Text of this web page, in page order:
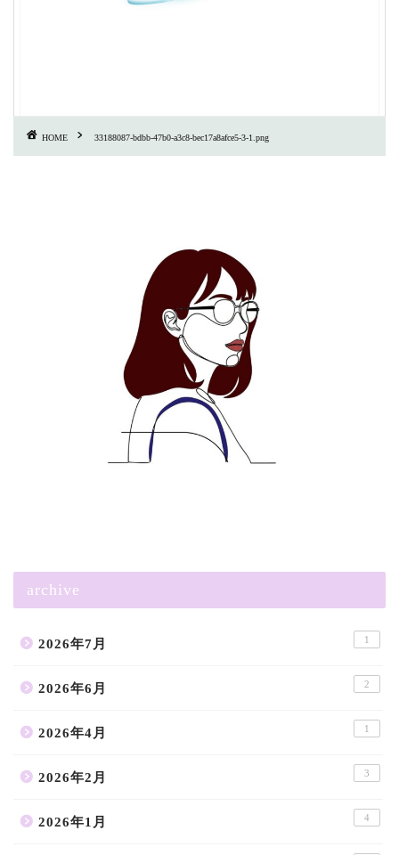
HOME 33188087-bdbb-47b0-a3c8-bec17a8afce5-3-1.png
archive
2026年7月 1
2026年6月 2
2026年4月 1
2026年2月 3
2026年1月 4